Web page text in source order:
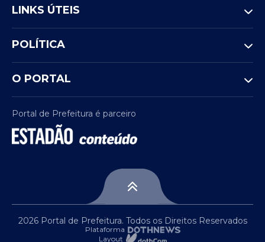
LINKS ÚTEIS
POLÍTICA
O PORTAL
Portal de Prefeitura é parceiro
2026 Portal de Prefeitura. Todos os Direitos Reservados
Plataforma
Layout